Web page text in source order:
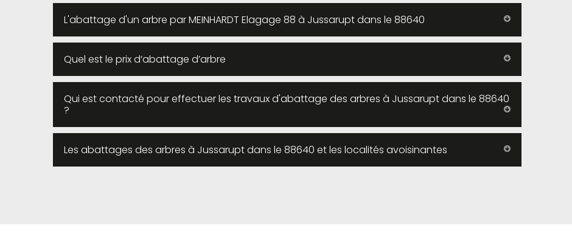
L'abattage d'un arbre par MEINHARDT Elagage 88 à Jussarupt dans le 88640
Quel est le prix d’abattage d’arbre
Qui est contacté pour effectuer les travaux d'abattage des arbres à Jussarupt dans le 88640
?
Les abattages des arbres à Jussarupt dans le 88640 et les localités avoisinantes